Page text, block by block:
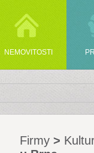
NEMOVITOSTI
Firmy >